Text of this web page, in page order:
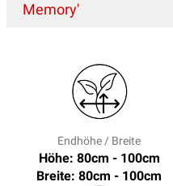
Memory'
Endhöhe / Breite
Höhe: 80cm - 100cm
Breite: 80cm - 100cm